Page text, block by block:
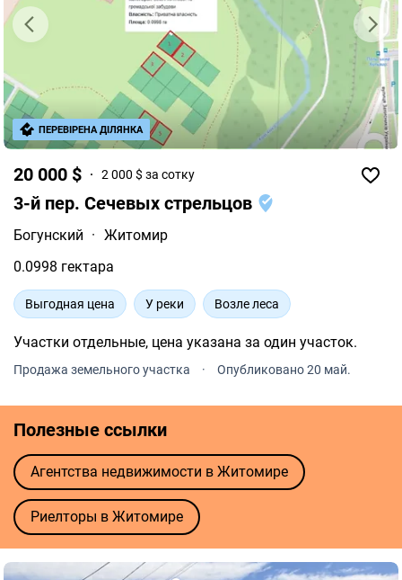
20 000 $ 2 000 $ за сотку
3-й пер. Сечевых стрельцов
Богунский · Житомир
0.0998 гектара
Выгодная цена У реки Возле леса
Участки отдельные, цена указана за один участок.
Продажа земельного участка · Опубликовано 20 май.
ПЕРЕВІРЕНА ДІЛЯНКА
Полезные ссылки
Агентства недвижимости в Житомире
Риелторы в Житомире